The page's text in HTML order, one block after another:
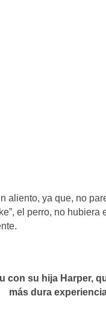
aliento, ya que, no
el perro, no
con su hija Harper,
más dura